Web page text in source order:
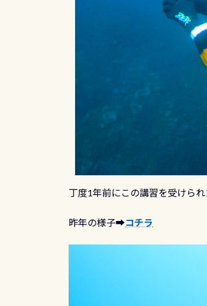
丁度1年前にこの講習を受けら
昨年の様子➡︎コチラ